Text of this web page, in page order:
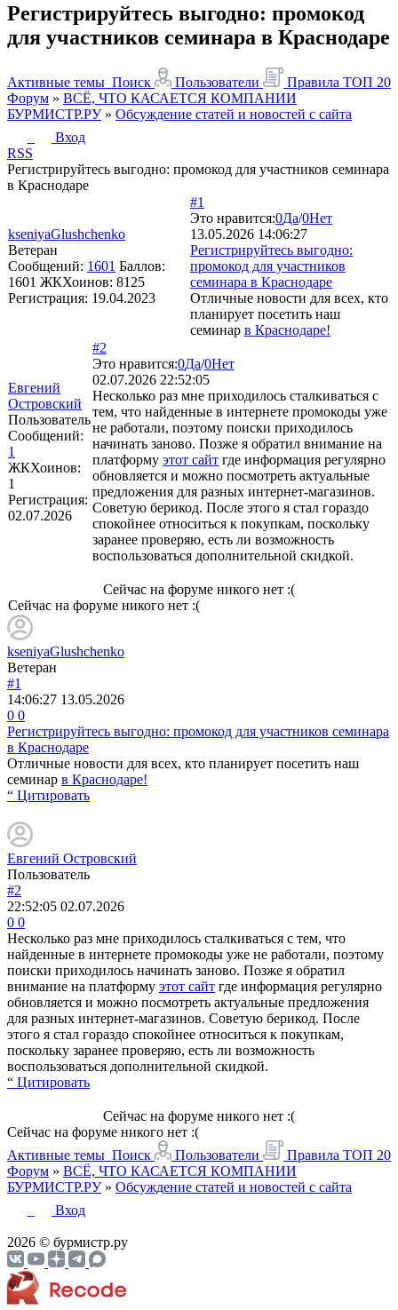
Регистрируйтесь выгодно: промокод
для участников семинара в Краснодаре
Активные темы Поиск Пользователи Правила ТОП 20
Форум » ВСЁ, ЧТО КАСАЕТСЯ КОМПАНИИ
БУРМИСТР.РУ » Обсуждение статей и новостей с сайта
Вход
RSS
Регистрируйтесь выгодно: промокод для участников семинара
в Краснодаре
kseniyaGlushchenko
Ветеран
Сообщений: 1601 Баллов:
1601 ЖКХоинов: 8125
Регистрация: 19.04.2023
#1
Это нравится:0Да/0Нет
13.05.2026 14:06:27
Регистрируйтесь выгодно:
промокод для участников
семинара в Краснодаре
Отличные новости для всех, кто
планирует посетить наш
семинар в Краснодаре!
Евгений
Островский
Пользователь
Сообщений:
1
ЖКХоинов:
1
Регистрация:
02.07.2026
#2
Это нравится:0Да/0Нет
02.07.2026 22:52:05
Несколько раз мне приходилось сталкиваться с
тем, что найденные в интернете промокоды уже
не работали, поэтому поиски приходилось
начинать заново. Позже я обратил внимание на
платформу этот сайт где информация регулярно
обновляется и можно посмотреть актуальные
предложения для разных интернет-магазинов.
Советую берикод. После этого я стал гораздо
спокойнее относиться к покупкам, поскольку
заранее проверяю, есть ли возможность
воспользоваться дополнительной скидкой.
Сейчас на форуме никого нет :(
Сейчас на форуме никого нет :(
kseniyaGlushchenko
Ветеран
#1
14:06:27 13.05.2026
0 0
Регистрируйтесь выгодно: промокод для участников семинара
в Краснодаре
Отличные новости для всех, кто планирует посетить наш
семинар в Краснодаре!
“ Цитировать
Евгений Островский
Пользователь
#2
22:52:05 02.07.2026
0 0
Несколько раз мне приходилось сталкиваться с тем, что
найденные в интернете промокоды уже не работали, поэтому
поиски приходилось начинать заново. Позже я обратил
внимание на платформу этот сайт где информация регулярно
обновляется и можно посмотреть актуальные предложения
для разных интернет-магазинов. Советую берикод. После
этого я стал гораздо спокойнее относиться к покупкам,
поскольку заранее проверяю, есть ли возможность
воспользоваться дополнительной скидкой.
“ Цитировать
Сейчас на форуме никого нет :(
Сейчас на форуме никого нет :(
Активные темы Поиск Пользователи Правила ТОП 20
Форум » ВСЁ, ЧТО КАСАЕТСЯ КОМПАНИИ
БУРМИСТР.РУ » Обсуждение статей и новостей с сайта
Вход
2026 © бурмистр.ру